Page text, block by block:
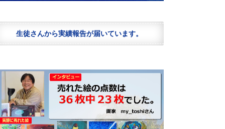
生徒さんから実績報告が届いています。